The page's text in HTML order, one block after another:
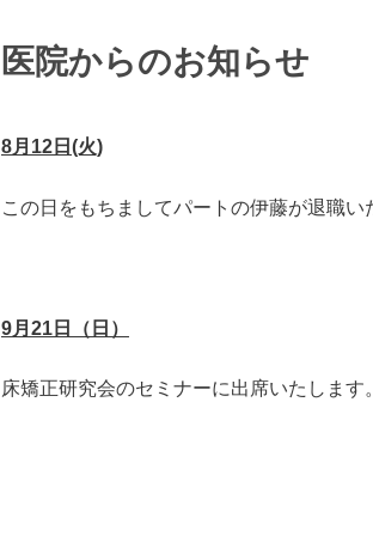
医院からのお知らせ
8月12日(火)
この日をもちましてパートの伊藤が退職い
9月21日（日）
床矯正研究会のセミナーに出席いたします。